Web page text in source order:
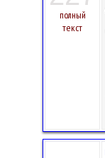
полный
текст